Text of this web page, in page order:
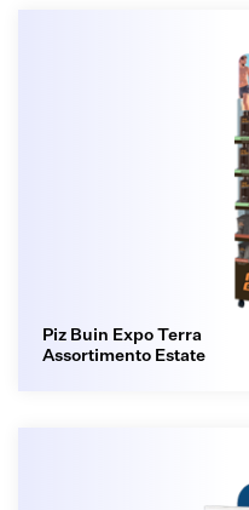
Piz Buin Expo Terra
Assortimento Estate